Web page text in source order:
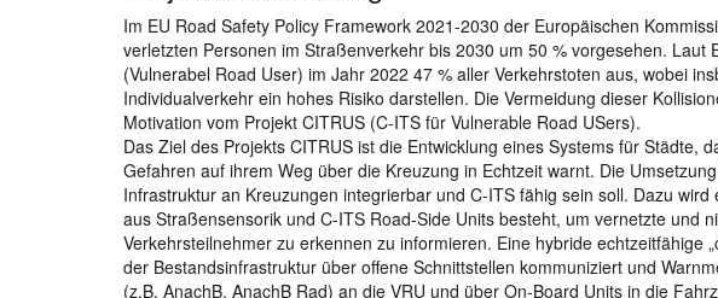
Im EU Road Safety Policy Framework 2021-2030 der Europäischen
verletzten Personen im Straßenverkehr bis 2030 um 50 % vorgesehen. Laut
(Vulnerabel Road User) im Jahr 2022 47 % aller Verkehrstoten aus, wobei
Individualverkehr ein hohes Risiko darstellen. Die Vermeidung dieser
Motivation vom Projekt CITRUS (C-ITS für Vulnerable Road USers).
Das Ziel des Projekts CITRUS ist die Entwicklung eines Systems für Städte,
Gefahren auf ihrem Weg über die Kreuzung in Echtzeit warnt. Die
Infrastruktur an Kreuzungen integrierbar und C-ITS fähig sein soll. Dazu
aus Straßensensorik und C-ITS Road-Side Units besteht, um vernetzte und
Verkehrsteilnehmer zu erkennen zu informieren. Eine hybride echtzeitfähige
der Bestandsinfrastruktur über offene Schnittstellen kommuniziert und
(z.B. AnachB, AnachB Rad) an die VRU und über On-Board Units in die